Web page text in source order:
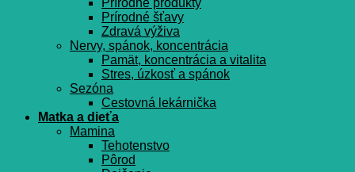
Prírodné šťavy
Zdravá výživa
Nervy, spánok, koncentrácia
Pamät, koncentrácia a vitalita
Stres, úzkosť a spánok
Sezóna
Cestovná lekárnička
Matka a dieťa
Mamina
Tehotenstvo
Pôrod